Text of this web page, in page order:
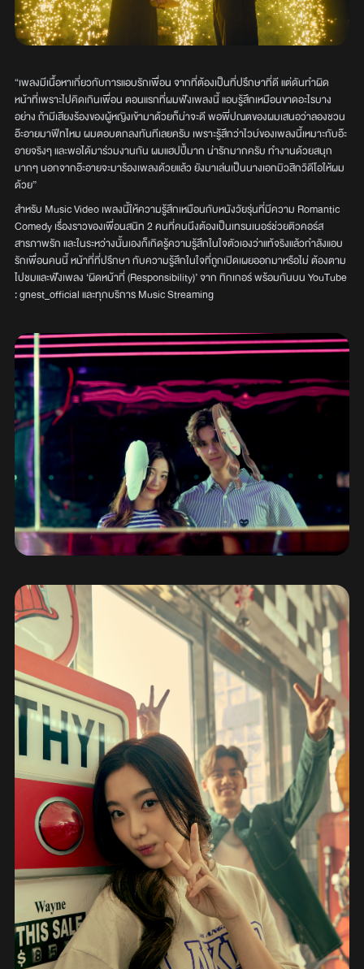
“เพลงมีเนื้อหาเกี่ยวกับการแอบรักเพื่อน จากที่ต้องเป็นที่ปรึกษาที่ดี แต่ดันทำผิด
หน้าที่เพราะไปคิดเกินเพื่อน ตอนแรกที่ผมฟังเพลงนี้ แอบรู้สึกเหมือนขาดอะไรบาง
อย่าง ถ้ามีเสียงร้องของผู้หญิงเข้ามาด้วยก็น่าจะดี พอพี่ปณตของผมเสนอว่าลองชวน
อ๊ะอายมาฟีทไหม ผมตอบตกลงทันทีเลยครับ เพราะรู้สึกว่าไวบ์ของเพลงนี้เหมาะกับอ๊ะ
อายจริงๆ และพอได้มาร่วมงานกัน ผมแฮปปี้มาก น่ารักมากครับ ทำงานด้วยสนุก
มากๆ นอกจากอ๊ะอายจะมาร้องเพลงด้วยแล้ว ยังมาเล่นเป็นนางเอกมิวสิกวิดีโอให้ผม
ด้วย”
สำหรับ Music Video เพลงนี้ให้ความรู้สึกเหมือนกับหนังวัยรุ่นที่มีความ Romantic
Comedy เรื่องราวของเพื่อนสนิท 2 คนที่คนนึงต้องเป็นเทรนเนอร์ช่วยติวคอร์ส
สารภาพรัก และในระหว่างนั้นเองก็เกิดรู้ความรู้สึกในใจตัวเองว่าแท้จริงแล้วกำลังแอบ
รักเพื่อนคนนี้ หน้าที่ที่ปรึกษา กับความรู้สึกในใจที่ถูกเปิดเผยออกมาหรือไม่ ต้องตาม
ไปชมและฟังเพลง ‘ผิดหน้าที่ (Responsibility)’ จาก ทิกเกอร์ พร้อมกันบน YouTube
: gnest_official และทุกบริการ Music Streaming